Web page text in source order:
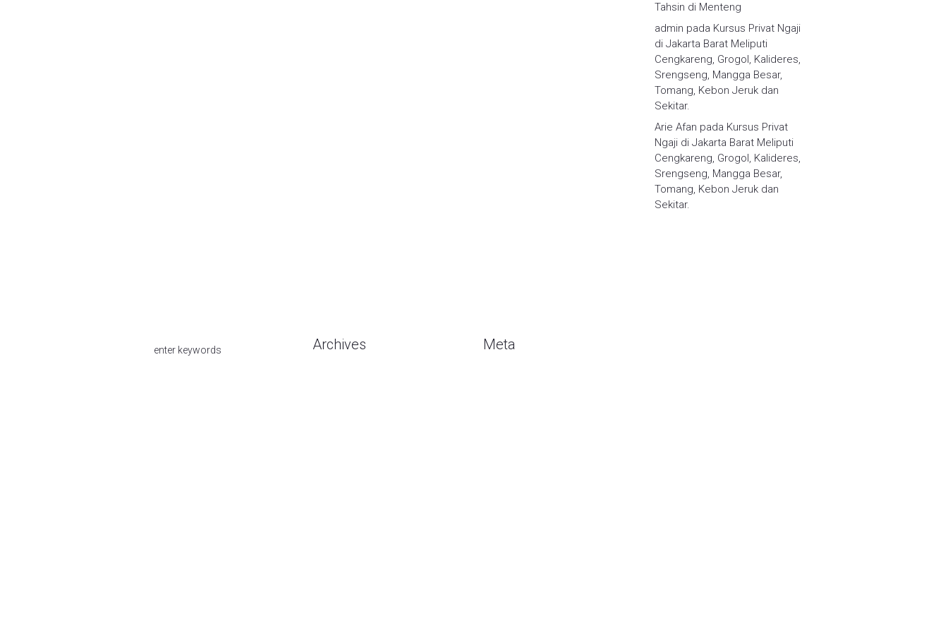
Tahsin di Menteng
admin pada Kursus Privat Ngaji
di Jakarta Barat Meliputi
Cengkareng, Grogol, Kalideres,
Srengseng, Mangga Besar,
Tomang, Kebon Jeruk dan
Sekitar.
Arie Afan pada Kursus Privat
Ngaji di Jakarta Barat Meliputi
Cengkareng, Grogol, Kalideres,
Srengseng, Mangga Besar,
Tomang, Kebon Jeruk dan
Sekitar.
Archives Meta